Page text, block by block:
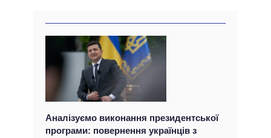
Аналізуємо виконання президентської
програми: повернення українців з